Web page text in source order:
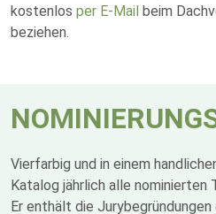
kostenlos per E-Mail beim
beziehen.
Vierfarbig und in einem
Katalog jährlich alle nominierten
Er enthält die